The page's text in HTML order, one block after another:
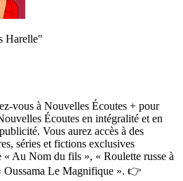
Harelle"
vous à Nouvelles Écoutes + pour
Écoutes en intégralité et en
Vous aurez accès à des
séries et fictions exclusives
« Au Nom du fils », « Roulette russe à
Oussama Le Magnifique ». 👉